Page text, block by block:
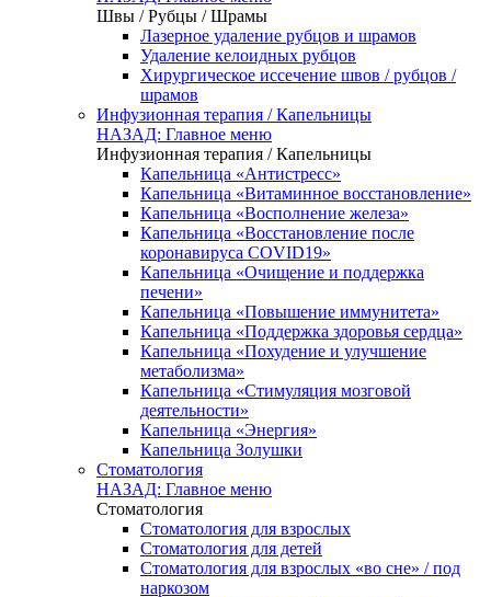
Швы / Рубцы / Шрамы
Лазерное удаление рубцов и шрамов
Удаление келоидных рубцов
Хирургическое иссечение швов / рубцов /
шрамов
Инфузионная терапия / Капельницы
НАЗАД: Главное меню
Инфузионная терапия / Капельницы
Капельница «Антистресс»
Капельница «Витаминное восстановление»
Капельница «Восполнение железа»
Капельница «Восстановление после
коронавируса COVID19»
Капельница «Очищение и поддержка
печени»
Капельница «Повышение иммунитета»
Капельница «Поддержка здоровья сердца»
Капельница «Похудение и улучшение
метаболизма»
Капельница «Стимуляция мозговой
деятельности»
Капельница «Энергия»
Капельница Золушки
Стоматология
НАЗАД: Главное меню
Стоматология
Стоматология для взрослых
Стоматология для детей
Стоматология для взрослых «во сне» / под
наркозом